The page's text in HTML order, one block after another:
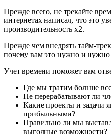
Прежде всего, не трекайте
интернетах написал, что это
производительность х2.
Прежде чем внедрять тайм-
почему вам это нужно и
Учет времени поможет вам
Где мы тратим больше
Не перерабатывают ли
Какие проекты и задачи
прибыльными?
Правильно ли мы
выгодные возможности?